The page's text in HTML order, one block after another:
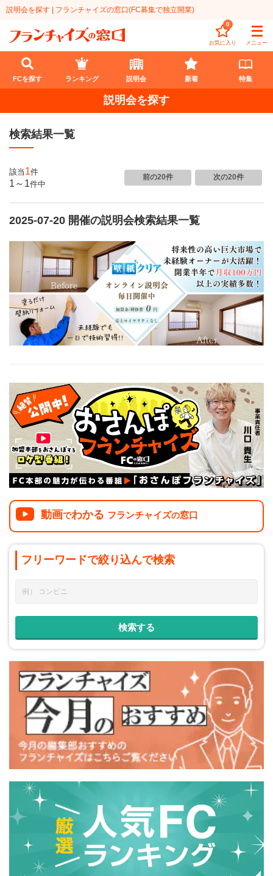
説明会を探す | フランチャイズの窓口(FC募集で独立開業)
お気に入り
0
メニュー
FCを探す
業種
代理店業
飲食・菓子業
サービス業
無店舗系
小売業
介護・福祉業
美容・健康業
インターン独立・社員募集
開業資金
101万円～300万円
301万円～500万円
501万円～1000万円
1001万円以上
北海道
東北
甲信越・北陸
関東
東海
中国
九州・沖縄
ランキング
総合ランキング
介護
塾
飲食
夫婦で開業
脱サラで開業
法人様オススメ
副業・サイドビジネス
週間ランキング
説明会
イベント
お役立ち情報コラム
FCを探す ランキング 説明会 新着 特集
説明会を探す
検索結果一覧
該当 1件
1～1件中
前の20件 次の20件
2025-07-20 開催の説明会検索結果一覧
動画でわかる フランチャイズの窓口
フリーワードで絞り込んで検索